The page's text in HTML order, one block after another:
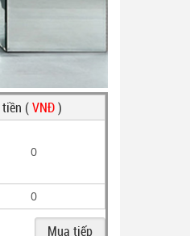
(VNĐ)
0
0